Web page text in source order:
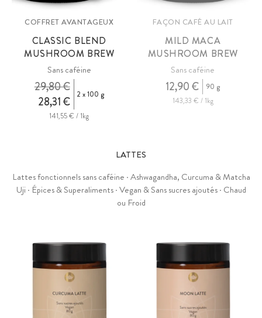
COFFRET AVANTAGEUX
CLASSIC BLEND
MUSHROOM BREW
Sans caféine
28,31 €
29,80 € 2 x 100 g
141,55 € / 1kg
FAÇON CAFÉ AU LAIT
MILD MACA
MUSHROOM BREW
Sans caféine
12,90 €
90 g
143,33 € / 1kg
LATTES
Lattes fonctionnels sans caféine · Ashwagandha, Curcuma & Matcha
Uji · Épices & Superaliments · Vegan & Sans sucres ajoutés · Chaud
ou Froid